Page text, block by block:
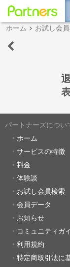
ホーム お試し会
パートナーズについ
ホーム
サービスの特徴
料金
体験談
お試し会員検索
会員データ
お知らせ
コミュニティガ
利用規約
特定商取引法に